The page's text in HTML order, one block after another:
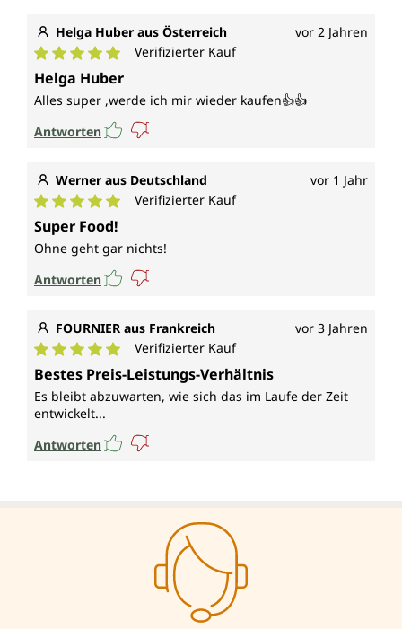
Helga Huber aus Österreich vor 2 Jahren
Durchschnittliche Bewertung von 5 von 5 Sternen
Verifizierter Kauf
Helga Huber
Alles super ,werde ich mir wieder kaufen👍👍
Antworten
Werner aus Deutschland vor 1 Jahr
Durchschnittliche Bewertung von 5 von 5 Sternen
Verifizierter Kauf
Super Food!
Ohne geht gar nichts!
Antworten
FOURNIER aus Frankreich vor 3 Jahren
Durchschnittliche Bewertung von 5 von 5 Sternen
Verifizierter Kauf
Bestes Preis-Leistungs-Verhältnis
Es bleibt abzuwarten, wie sich das im Laufe der Zeit
entwickelt...
Antworten